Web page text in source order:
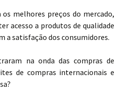
os melhores preços do mercado,
acesso a produtos de qualidade
a satisfação dos consumidores.
na onda das compras de
de compras internacionais e